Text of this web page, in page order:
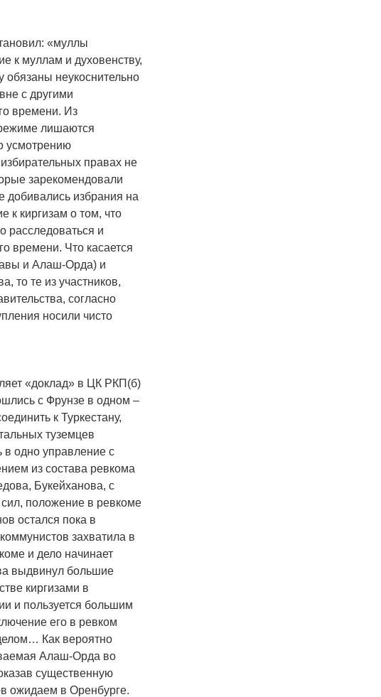
«муллы
к муллам и духовенству,
обязаны неукоснительно
с другими
времени. Из
лишаются
усмотрению
правах не
зарекомендовали
добивались избрания на
к киргизам о том, что
расследоваться и
времени. Что касается
и Алаш-Орда) и
то те из участников,
согласно
носили чисто
«доклад» в ЦК РКП(б)
с Фрунзе в одном –
к Туркестану,
туземцев
в одно управление с
из состава ревкома
Букейханова, с
положение в ревкоме
остался пока в
захватила в
и дело начинает
выдвинул большие
киргизами в
и пользуется большим
его в ревком
Как вероятно
Алаш-Орда во
существенную
ожидаем в Оренбурге.